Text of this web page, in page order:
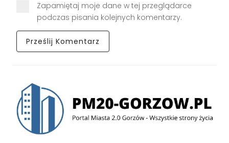
Zapamiętaj moje dane w tej przeglądarce
podczas pisania kolejnych komentarzy.